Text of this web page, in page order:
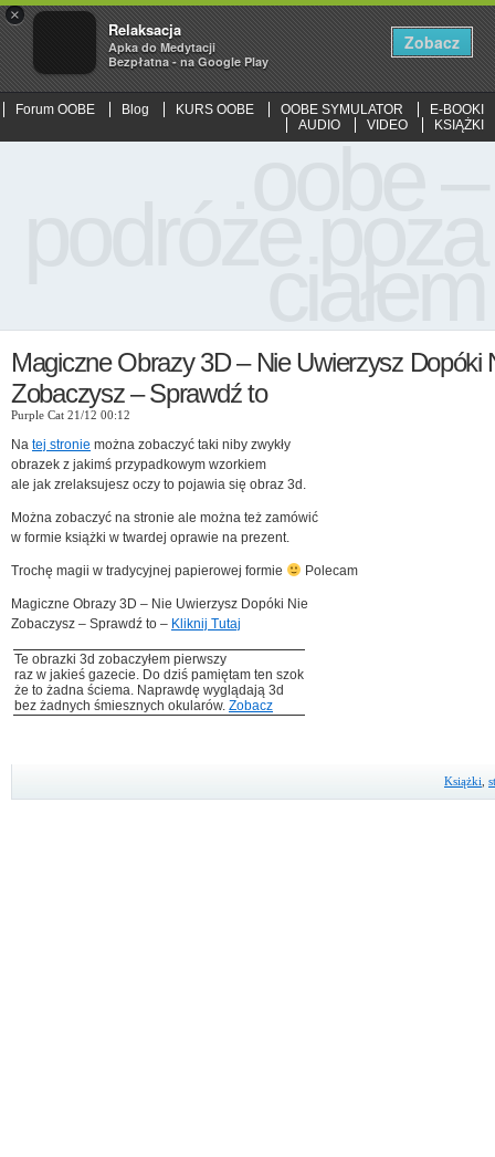
×
Relaksacja
Apka do Medytacji
Bezpłatna - na Google Play
Zobacz
Forum OOBE Blog KURS OOBE OOBE SYMULATOR
E-BOOKI
AUDIO
VIDEO KSIĄŻKI
Magiczne Obrazy 3D – Nie Uwierzysz Dopóki
Zobaczysz – Sprawdź to
Purple Cat 21/12 00:12
Na tej stronie można zobaczyć taki niby zwykły
obrazek z jakimś przypadkowym wzorkiem
ale jak zrelaksujesz oczy to pojawia się obraz 3d.
Można zobaczyć na stronie ale można też zamówić
w formie książki w twardej oprawie na prezent.
Trochę magii w tradycyjnej papierowej formie Polecam
Magiczne Obrazy 3D – Nie Uwierzysz Dopóki Nie
Zobaczysz – Sprawdź to – Kliknij Tutaj
Te obrazki 3d zobaczyłem pierwszy
raz w jakieś gazecie. Do dziś pamiętam ten szok
że to żadna ściema. Naprawdę wyglądają 3d
bez żadnych śmiesznych okularów. Zobacz
Książki